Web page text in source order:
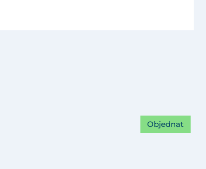
Objednat